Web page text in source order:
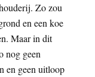
Zo zou
en een koe
Maar in dit
nog geen
en geen uitloop